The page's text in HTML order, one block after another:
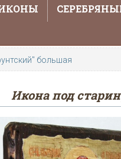
большая
Икона под